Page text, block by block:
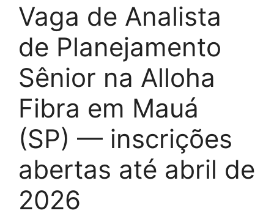
Vaga de Analista
de Planejamento
Sênior na Alloha
Fibra em Mauá
(SP) — inscrições
abertas até abril de
2026